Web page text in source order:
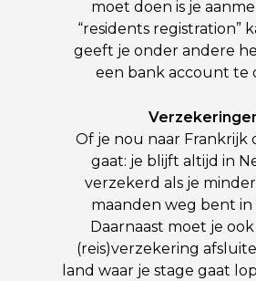
moet doen is je
“residents registration”
geeft je onder andere
een bank account te
Of je nou naar Frankrijk
gaat: je blijft altijd in
verzekerd als je
maanden weg bent in
Daarnaast moet je
(reis)verzekering
land waar je stage gaat